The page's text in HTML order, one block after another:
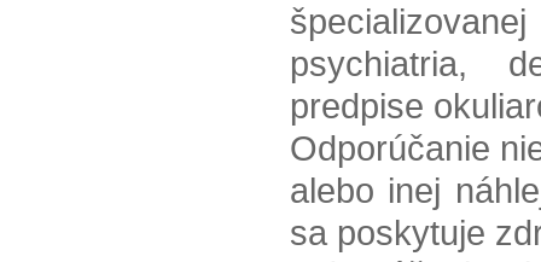
psychiatria,
predpise
Odporúčanie
alebo inej
sa poskytuje